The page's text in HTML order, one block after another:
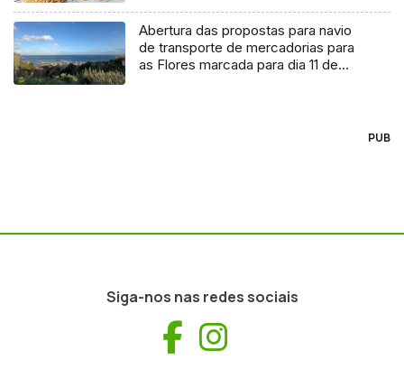
Abertura das propostas para navio
de transporte de mercadorias para
as Flores marcada para dia 11 de
PUB
Siga-nos nas redes sociais
Facebook